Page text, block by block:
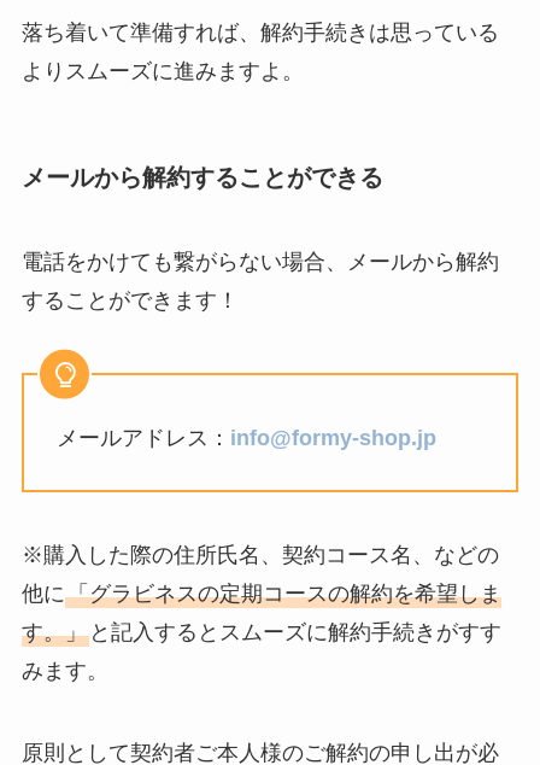
落ち着いて準備すれば、解約手続きは思っている
よりスムーズに進みますよ。
メールから解約することができる
電話をかけても繋がらない場合、メールから解約
することができます！
メールアドレス： info@formy-shop.jp
※購入した際の住所氏名、契約コース名、などの
他に「グラビネスの定期コースの解約を希望しま
す。」と記入するとスムーズに解約手続きがすす
みます。
原則として契約者ご本人様のご解約の申し出が必